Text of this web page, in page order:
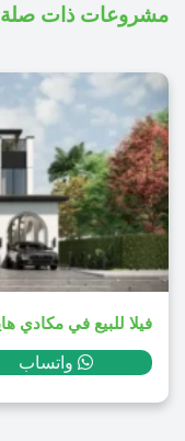
مشروعات ذات صلة
واتساب